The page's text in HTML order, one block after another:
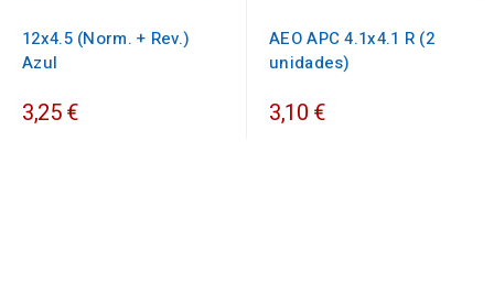
12x4.5 (Norm. + Rev.)
Azul
3,25 €
AEO APC 4.1x4.1 R (2
unidades)
3,10 €